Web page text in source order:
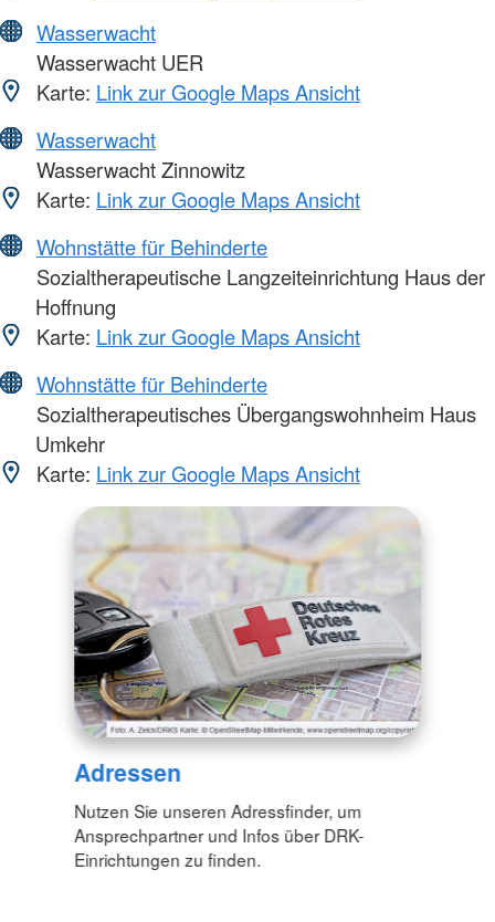
Wasserwacht
Wasserwacht UER
Karte: Link zur Google Maps Ansicht
Wasserwacht
Wasserwacht Zinnowitz
Karte: Link zur Google Maps Ansicht
Wohnstätte für Behinderte
Sozialtherapeutische Langzeiteinrichtung Haus der
Hoffnung
Karte: Link zur Google Maps Ansicht
Wohnstätte für Behinderte
Sozialtherapeutisches Übergangswohnheim Haus
Umkehr
Karte: Link zur Google Maps Ansicht
Adressen
Nutzen Sie unseren Adressfinder, um
Ansprechpartner und Infos über DRK-
Einrichtungen zu finden.